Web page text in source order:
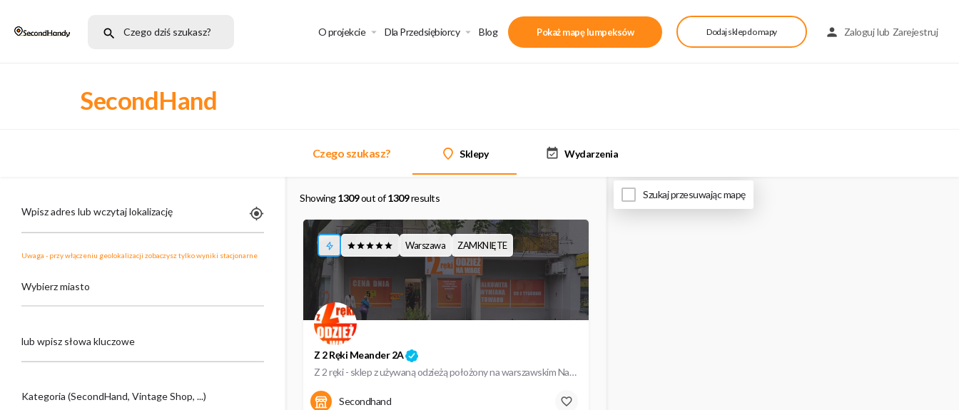
O projekcie Dla Przedsiębiorcy Blog Pokaż mapę lumpeksów Dodaj sklep do mapy Zaloguj lub Zarejestruj
SecondHand
Czego szukasz? Sklepy Wydarzenia
Wpisz adres lub wczytaj lokalizację
Uwaga - przy włączeniu geolokalizacji zobaczysz tylko wyniki stacjonarne
Wybierz miasto
lub wpisz słowa kluczowe
Kategoria (SecondHand, Vintage Shop, ...)
Showing1309out of1309results
Z 2 Ręki Meander 2A
Z 2 ręki - sklep z używaną odzieżą położony na warszawskim Natolinie
Meander 2a
Warszawa ZAMKNIĘTE
Secondhand
Szukaj przesuwając mapę